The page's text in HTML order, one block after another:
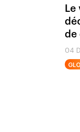
Le
de
04